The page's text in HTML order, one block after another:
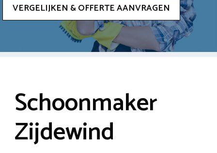
VERGELIJKEN & OFFERTE AANVRAGEN
Schoonmaker
Zijdewind